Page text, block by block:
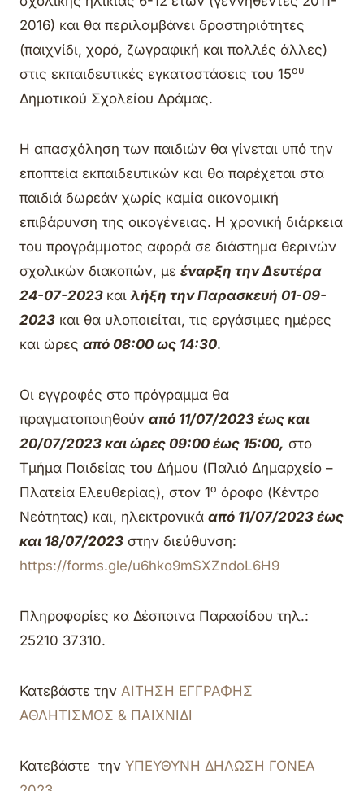
2016) και θα περιλαμβάνει δραστηριότητες
(παιχνίδι, χορό, ζωγραφική και πολλές άλλες)
στις εκπαιδευτικές εγκαταστάσεις του 15ου
Δημοτικού Σχολείου Δράμας.
Η απασχόληση των παιδιών θα γίνεται υπό την
εποπτεία εκπαιδευτικών και θα παρέχεται στα
παιδιά δωρεάν χωρίς καμία οικονομική
επιβάρυνση της οικογένειας. Η χρονική διάρκεια
του προγράμματος αφορά σε διάστημα θερινών
σχολικών διακοπών, με έναρξη την Δευτέρα
24-07-2023 καιλήξη την Παρασκευή 01-09-
2023 και θα υλοποιείται, τις εργάσιμες ημέρες
και ώρες από 08:00 ως 14:30.
Οι εγγραφές στο πρόγραμμα θα
πραγματοποιηθούν από 11/07/2023 έως και
20/07/2023 και ώρες 09:00 έως 15:00, στο
Τμήμα Παιδείας του Δήμου (Παλιό Δημαρχείο –
Πλατεία Ελευθερίας), στον 1o όροφο (Κέντρο
Νεότητας) και, ηλεκτρονικά από 11/07/2023 έως
και 18/07/2023 στην διεύθυνση:
https://forms.gle/u6hko9mSXZndoL6H9
Πληροφορίες κα Δέσποινα Παρασίδου τηλ.:
25210 37310.
Κατεβάστε την ΑΙΤΗΣΗ ΕΓΓΡΑΦΗΣ
ΑΘΛΗΤΙΣΜΟΣ & ΠΑΙΧΝΙΔΙ
Κατεβάστε την ΥΠΕΥΘΥΝΗ ΔΗΛΩΣΗ ΓΟΝΕΑ